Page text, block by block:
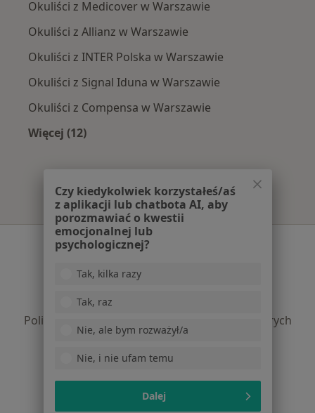
Okuliści z Medicover w Warszawie
Okuliści z Allianz w Warszawie
Okuliści z INTER Polska w Warszawie
Okuliści z Signal Iduna w Warszawie
Okuliści z Compensa w Warszawie
Więcej (12)
Serwis
Regulamin
Polityka prywatności profesjonalistów
Polityka prywatności dla profesjonalistów, których
dane pozyskaliśmy samodzielnie
Polityka cookies
O nas
Czy kiedykolwiek korzystałeś/aś
z aplikacji lub chatbota AI, aby
porozmawiać o kwestii
emocjonalnej lub
psychologicznej?
Tak, kilka razy
Tak, raz
Nie, ale bym rozważył/a
Nie, i nie ufam temu
Dalej